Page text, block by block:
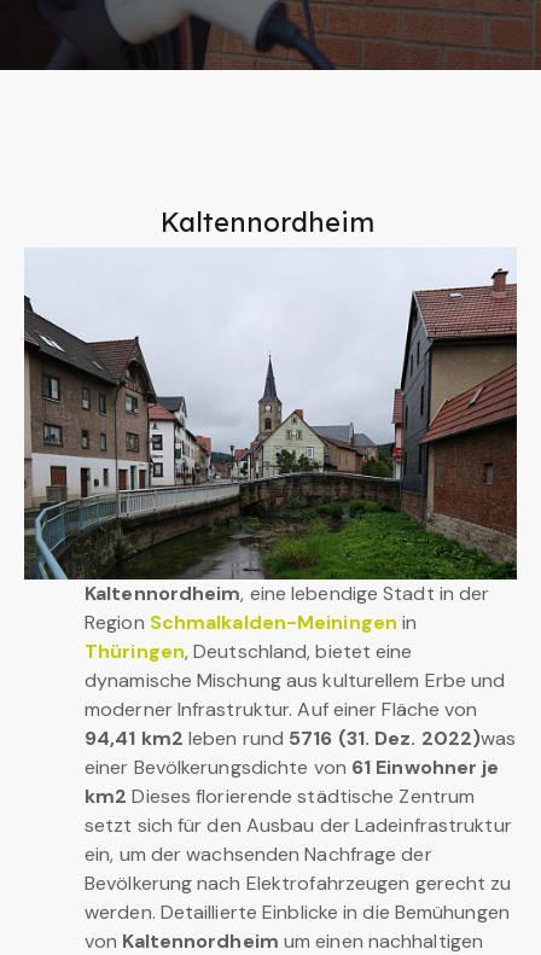
Kaltennordheim
Kaltennordheim, eine lebendige Stadt in der
Region Schmalkalden-Meiningen in
Thüringen, Deutschland, bietet eine
dynamische Mischung aus kulturellem Erbe und
moderner Infrastruktur. Auf einer Fläche von
94,41 km2 leben rund 5716 (31. Dez. 2022)was
einer Bevölkerungsdichte von 61 Einwohner je
km2 Dieses florierende städtische Zentrum
setzt sich für den Ausbau der Ladeinfrastruktur
ein, um der wachsenden Nachfrage der
Bevölkerung nach Elektrofahrzeugen gerecht zu
werden. Detaillierte Einblicke in die Bemühungen
von Kaltennordheim um einen nachhaltigen